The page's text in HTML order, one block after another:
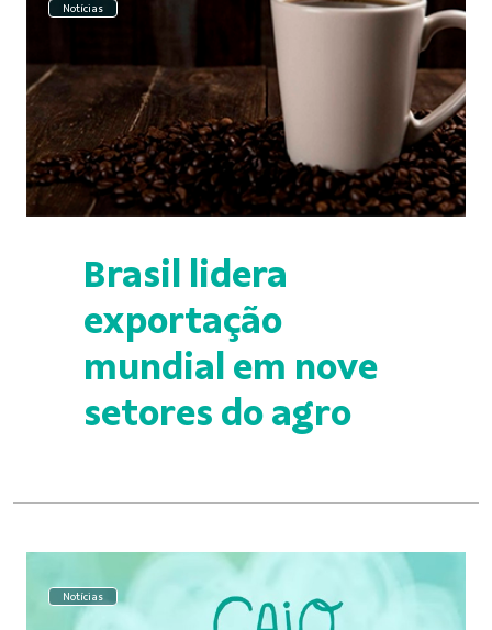
Notícias
Brasil lidera
exportação
mundial em nove
setores do agro
Notícias